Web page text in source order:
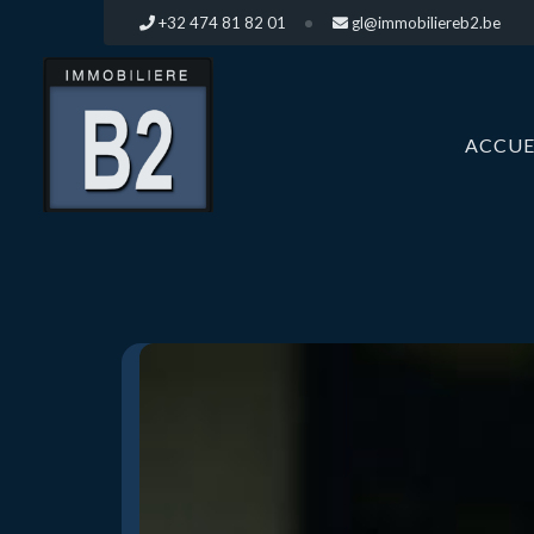
+32 474 81 82 01 gl@immobiliereb2.be
IMMOBILIÈRE